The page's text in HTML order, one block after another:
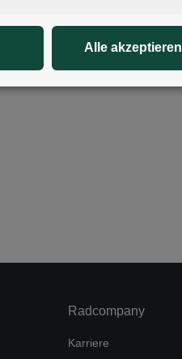
Radcompany
Karriere
Alle akzeptieren